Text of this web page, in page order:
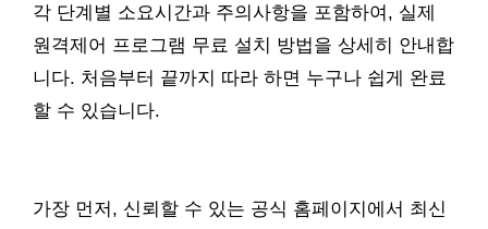
각 단계별 소요시간과 주의사항을 포함하여, 실제
원격제어 프로그램 무료 설치 방법을 상세히 안내합
니다. 처음부터 끝까지 따라 하면 누구나 쉽게 완료
할 수 있습니다.
가장 먼저, 신뢰할 수 있는 공식 홈페이지에서 최신